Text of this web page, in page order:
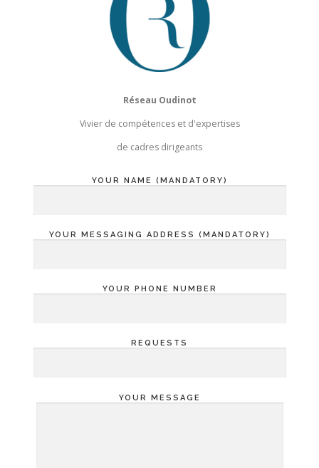
Réseau Oudinot
Vivier de compétences et d'expertises
de cadres dirigeants
YOUR NAME (MANDATORY)
YOUR MESSAGING ADDRESS (MANDATORY)
YOUR PHONE NUMBER
REQUESTS
YOUR MESSAGE